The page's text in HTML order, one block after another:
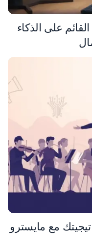
على الذكاء
مع مايسترو